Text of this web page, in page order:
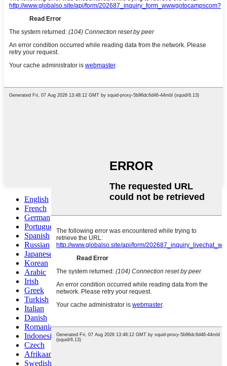
English
French
German
Portuguese
Spanish
Russian
Japanese
Korean
Arabic
Irish
Greek
Turkish
Italian
Danish
Romanian
Indonesian
Czech
Afrikaans
Swedish